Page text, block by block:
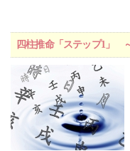
四柱推命「ステップ1」